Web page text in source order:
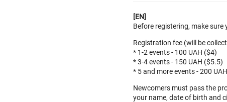
[EN]
Before registering, make sure
Registration fee (will be
* 1-2 events - 100 UAH ($4)
* 3-4 events - 150 UAH ($5.5)
* 5 and more events - 200
Newcomers must pass the
your name, date of birth and